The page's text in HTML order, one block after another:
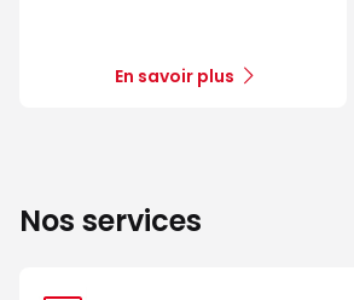
En savoir plus
Nos services